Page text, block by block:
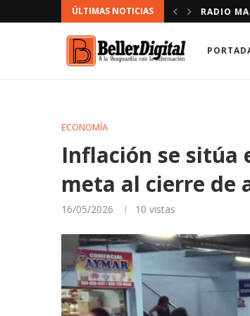
ÚLTIMAS NOTICIAS
ECONOMÍA
Inflación se sitúa
meta al cierre de
16/05/2026 10 vistas